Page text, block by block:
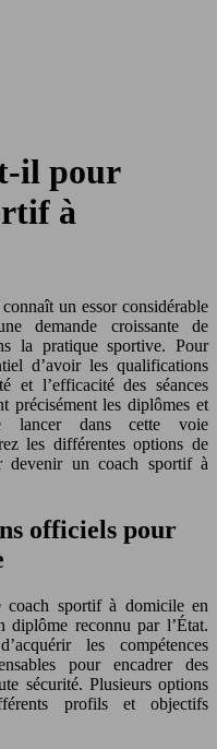
il pour
à
un essor considérable
demande croissante de
la pratique sportive. Pour
d’avoir les qualifications
et l’efficacité des séances
précisément les diplômes et
lancer dans cette voie
les différentes options de
devenir un coach sportif à
officiels pour
coach sportif à domicile en
diplôme reconnu par l’État.
les compétences
pour encadrer des
sécurité. Plusieurs options
profils et objectifs